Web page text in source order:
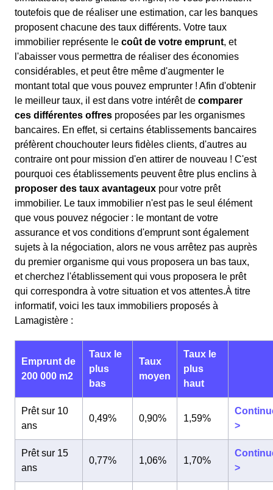
toutefois que de réaliser une estimation, car les banques
proposent chacune des taux différents. Votre taux
immobilier représente le coût de votre emprunt, et
l'abaisser vous permettra de réaliser des économies
considérables, et peut être même d'augmenter le
montant total que vous pouvez emprunter ! Afin d'obtenir
le meilleur taux, il est dans votre intérêt de comparer
ces différentes offres proposées par les organismes
bancaires. En effet, si certains établissements bancaires
préfèrent chouchouter leurs fidèles clients, d'autres au
contraire ont pour mission d'en attirer de nouveau ! C'est
pourquoi ces établissements peuvent être plus enclins à
proposer des taux avantageux pour votre prêt
immobilier. Le taux immobilier n'est pas le seul élément
que vous pouvez négocier : le montant de votre
assurance et vos conditions d'emprunt sont également
sujets à la négociation, alors ne vous arrêtez pas auprès
du premier organisme qui vous proposera un bas taux,
et cherchez l'établissement qui vous proposera le prêt
qui correspondra à votre situation et vos attentes.À titre
informatif, voici les taux immobiliers proposés à
Lamagistère :
Emprunt de
200 000 m2
Taux le
plus
bas
Taux
moyen
Taux le
plus
haut
Prêt sur 10
ans
0,49% 0,90% 1,59%
>
Prêt sur 15
ans
0,77% 1,06% 1,70%
>